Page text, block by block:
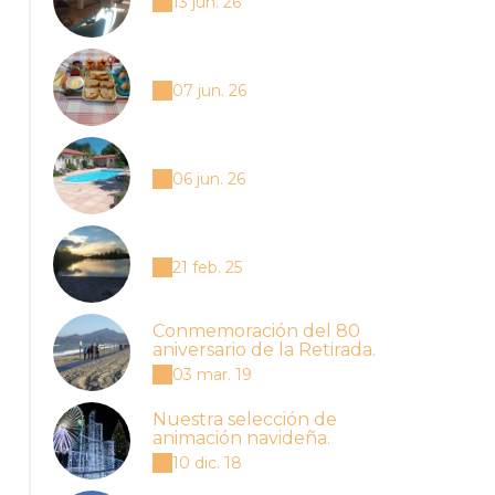
07 jun. 26
06 jun. 26
21 feb. 25
Conmemoración del 80
aniversario de la Retirada.
03 mar. 19
Nuestra selección de
animación navideña.
10 dic. 18